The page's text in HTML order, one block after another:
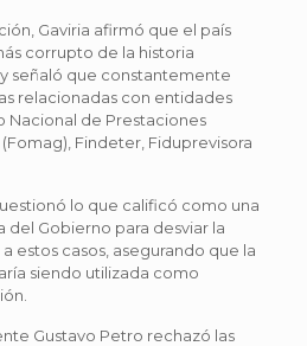
Gaviria afirmó que el país
corrupto de la historia
señaló que constantemente
relacionadas con entidades
Nacional de Prestaciones
Findeter, Fiduprevisora
lo que calificó como una
Gobierno para desviar la
estos casos, asegurando que la
siendo utilizada como
Gustavo Petro rechazó las